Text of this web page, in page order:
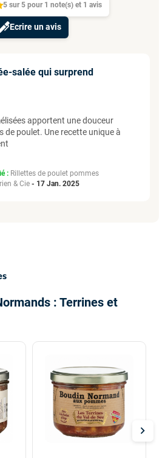
5 sur 5 pour 1 note(s) et 1 avis
Ecrire un avis
salée qui surprend
apportent une douceur
de poulet. Une recette unique à
: Rillettes de poulet pommes
& Cie - 17 Jan. 2025
: Terrines et
chevron_right